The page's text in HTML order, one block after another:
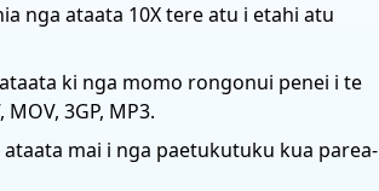
nga ataata 10X tere atu i etahi atu
ki nga momo rongonui penei i te
MOV, 3GP, MP3.
ataata mai i nga paetukutuku kua parea-